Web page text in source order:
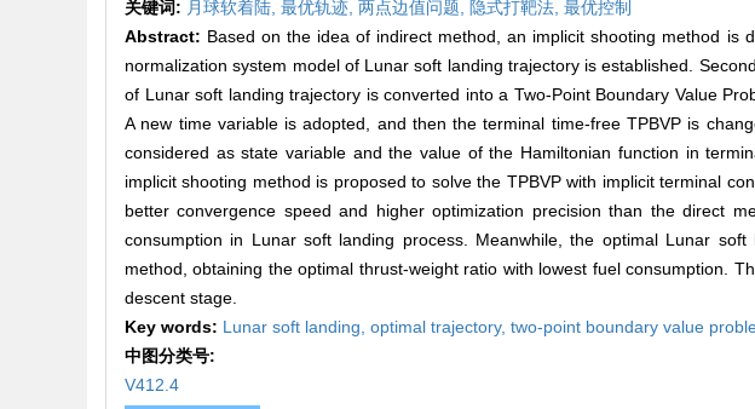
关键词: 月球软着陆, 最优轨迹, 两点边值问题, 隐式打靶法, 最优控制
Abstract: Based on the idea of indirect method, an implicit shooting method is
normalization system model of Lunar soft landing trajectory is established.
of Lunar soft landing trajectory is converted into a Two-Point Boundary Value
A new time variable is adopted, and then the terminal time-free TPBVP is
considered as state variable and the value of the Hamiltonian function in
implicit shooting method is proposed to solve the TPBVP with implicit terminal
better convergence speed and higher optimization precision than the direct
consumption in Lunar soft landing process. Meanwhile, the optimal Lunar
method, obtaining the optimal thrust-weight ratio with lowest fuel consumption.
descent stage.
Key words: Lunar soft landing, optimal trajectory, two-point boundary value
中图分类号:
V412.4